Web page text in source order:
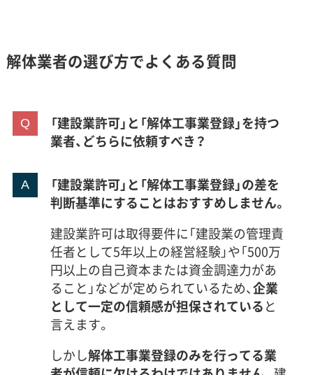
外の民間処分場まで運ぶ必要があります。にかほ市
から秋田市南部の処分場までは片道約1時間半かか
す。だからこそ、首都圏などと比べて運搬費が高く
なる傾向にあります。
一方で、家の中に残った家具や布団などの家財道具
は一般廃棄物です。これらは解体工事が始まる前に
ご自身で市の施設へ持ち込むと、全体の処分費用を
安く抑えられます。
解体業者の選び方でよくある質問
「建設業許可」と「解体工事業登録」を持つ
業者、どちらに依頼すべき？
「建設業許可」と「解体工事業登録」の差を
判断基準にすることはおすすめしません。
建設業許可は取得要件に「建設業の管理責
任者として5年以上の経営経験」や「500万
円以上の自己資本または資金調達力があ
ること」などが定められているため、企業
として一定の信頼感が担保されていると
言えます。
しかし解体工事業登録のみを行ってる業